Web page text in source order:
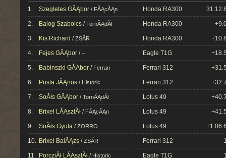
1. Szegletes GĂĄbor / FĂĄcĂĄn Honda RA300
2. Balog Szabolcs /TornĂĄdĂł Honda RA300
3. Kis Richard /ZSĂR Honda RA300
4. Fejes GĂĄbor /– Eagle T1G
5. Babinszki GĂĄbor / Ferrari Ferrari 312
6. Posta JĂĄnos / Historic Ferrari 312
7. SoĂłs GĂĄbor /TornĂĄdĂł Lotus 49
8. Brixel LĂĄszlĂł / FĂĄcĂĄn Lotus 49
9. SoĂłs Gyula /ZORRO Lotus 49
10. Brixel BalĂĄzs /ZSĂR Ferrari 312
11. PorcziĂł LĂĄszlĂł / Historic Eagle T1G